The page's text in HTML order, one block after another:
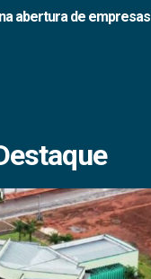
abertura de empresas